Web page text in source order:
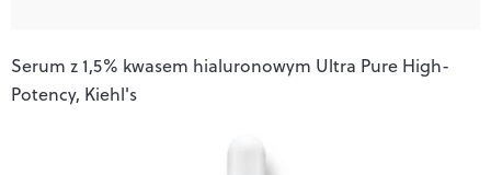
Serum z 1,5% kwasem hialuronowym Ultra Pure High-
Potency, Kiehl's